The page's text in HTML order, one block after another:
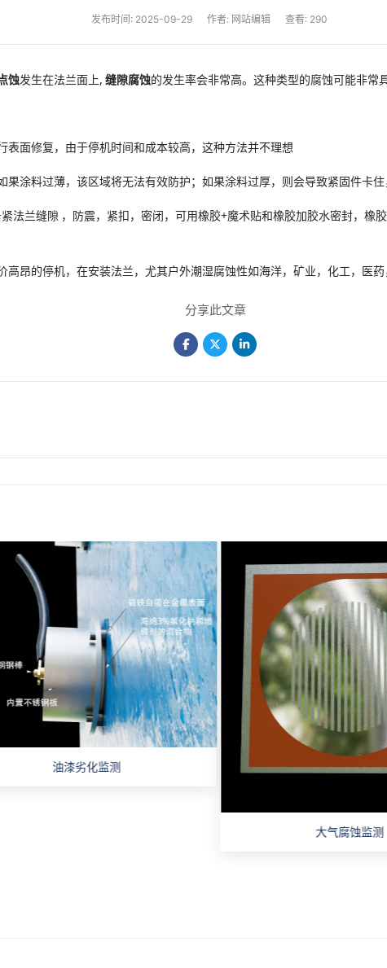
发布时间: 2025-09-29 作者: 网站编辑 查看: 290
蚀发生在法兰面上, 缝隙腐蚀的发生率会非常高。这种类型的腐蚀可能非常
表面修复，由于停机时间和成本较高，这种方法并不理想
涂料过薄，该区域将无法有效防护；如果涂料过厚，则会导致紧固件卡
法兰缝隙 ，防震，紧扣，密闭，可用橡胶+魔术贴和橡胶加胶水密封，橡
昂的停机，在安装法兰，尤其户外潮湿腐蚀性如海洋，矿业，化工，医
分享此文章
油漆劣化监测
大气腐蚀监测